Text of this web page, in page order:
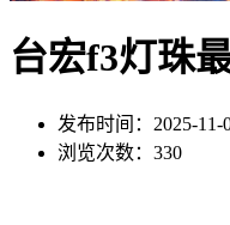
台宏f3灯珠
发布时间：2025-11-
浏览次数：330